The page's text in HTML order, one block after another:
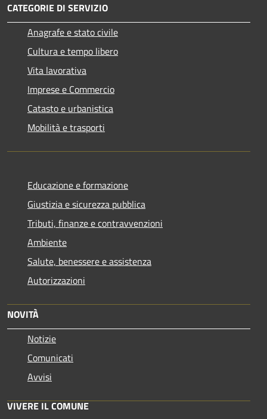
CATEGORIE DI SERVIZIO
Anagrafe e stato civile
Cultura e tempo libero
Vita lavorativa
Imprese e Commercio
Catasto e urbanistica
Mobilità e trasporti
Educazione e formazione
Giustizia e sicurezza pubblica
Tributi, finanze e contravvenzioni
Ambiente
Salute, benessere e assistenza
Autorizzazioni
NOVITÀ
Notizie
Comunicati
Avvisi
VIVERE IL COMUNE